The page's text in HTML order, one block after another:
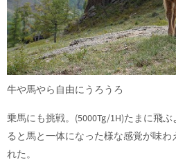
牛や馬やら自由にうろうろ
乗馬にも挑戦。(5000Tg/1H)たまに飛
ると馬と一体になった様な感覚が味
れた。